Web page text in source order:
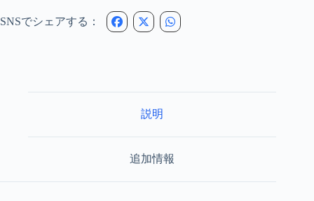
ス
SNSでシェアする：
説明
追加情報